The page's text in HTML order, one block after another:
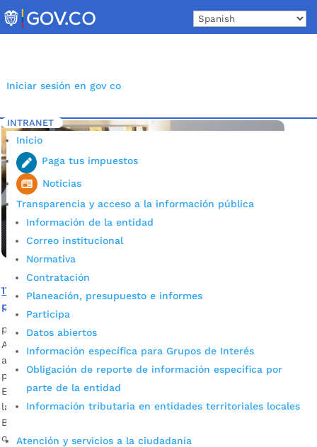
to
content
Iniciar sesión en gov co
INTRANET
Inicio
Paga tus impuestos
Noticias
Transparencia y acceso a la información pública
Información de la entidad
Correo institucional
Normativa
Contratación
Planeación, presupuesto e informes
Participa
Datos abiertos
Información específica para Grupos de Interés
Obligación de reporte de información específica por
parte de la entidad
Información tributaria en entidades territoriales locales
Atención y servicios a la ciudadanía
Inicio 5 Etiqueta: contralores escolares
110 estudiantes de colegios públicos y privados tomaron
posesión de sus cargos como contralores escolares
por Alcaldía de Bucaramanga
Aún está pendiente la posesión de Personeros escolares,
actividad que se cumplirá de manera virtual, en una fecha
por establecer. Ana Leonor Rueda Vivas, secretaria de
Educación Bucaramanga Descargar audio De manera virtual
la Contraloría del Municipio y la Secretaría de Educación de
Bucaramanga tomaron el juramento de 110 estudiantes para
que sean en sus […]